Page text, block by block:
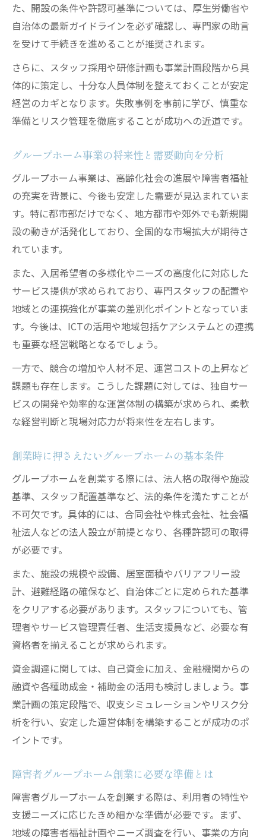
法人格取得で押さえるべき法的条件とは
障害者グループホーム創業に必要な申請手
順
行政手続きを円滑に進めるための注意点
補助金や融資を活用したグループホーム資金調
達術
グループホーム創業に活用できる補助金の
融資制度を利用した資金調達のポイント
助成金申請で押さえたいグループホームの
条件
自己資金と外部資金のバランスを考えた調
達術
方法
グループホーム経営の落とし穴と採算ラインに
迫る
グループホーム経営で失敗しやすい要因と
は
採算ラインを見極める収支シミュレーショ
ン法
入居率維持と人件費管理で安定経営を目指
す
グループホーム経営で注意すべき行政指導
経営が儲からない理由と対策を徹底解説
た、開設の条件や許認可基準については、厚生労働省や
自治体の最新ガイドラインを必ず確認し、専門家の助言
を受けて手続きを進めることが推奨されます。
さらに、スタッフ採用や研修計画も事業計画段階から具
体的に策定し、十分な人員体制を整えておくことが安定
経営のカギとなります。失敗事例を事前に学び、慎重な
準備とリスク管理を徹底することが成功への近道です。
グループホーム事業の将来性と需要動向を分析
グループホーム事業は、高齢化社会の進展や障害者福祉
の充実を背景に、今後も安定した需要が見込まれていま
す。特に都市部だけでなく、地方都市や郊外でも新規開
設の動きが活発化しており、全国的な市場拡大が期待さ
れています。
また、入居希望者の多様化やニーズの高度化に対応した
サービス提供が求められており、専門スタッフの配置や
地域との連携強化が事業の差別化ポイントとなっていま
す。今後は、ICTの活用や地域包括ケアシステムとの連携
も重要な経営戦略となるでしょう。
一方で、競合の増加や人材不足、運営コストの上昇など
課題も存在します。こうした課題に対しては、独自サー
ビスの開発や効率的な運営体制の構築が求められ、柔軟
な経営判断と現場対応力が将来性を左右します。
創業時に押さえたいグループホームの基本条件
グループホームを創業する際には、法人格の取得や施設
基準、スタッフ配置基準など、法的条件を満たすことが
不可欠です。具体的には、合同会社や株式会社、社会福
祉法人などの法人設立が前提となり、各種許認可の取得
が必要です。
また、施設の規模や設備、居室面積やバリアフリー設
計、避難経路の確保など、自治体ごとに定められた基準
をクリアする必要があります。スタッフについても、管
理者やサービス管理責任者、生活支援員など、必要な有
資格者を揃えることが求められます。
資金調達に関しては、自己資金に加え、金融機関からの
融資や各種助成金・補助金の活用も検討しましょう。事
業計画の策定段階で、収支シミュレーションやリスク分
析を行い、安定した運営体制を構築することが成功のポ
イントです。
障害者グループホーム創業に必要な準備とは
障害者グループホームを創業する際は、利用者の特性や
支援ニーズに応じたきめ細かな準備が必要です。まず、
地域の障害者福祉計画やニーズ調査を行い、事業の方向